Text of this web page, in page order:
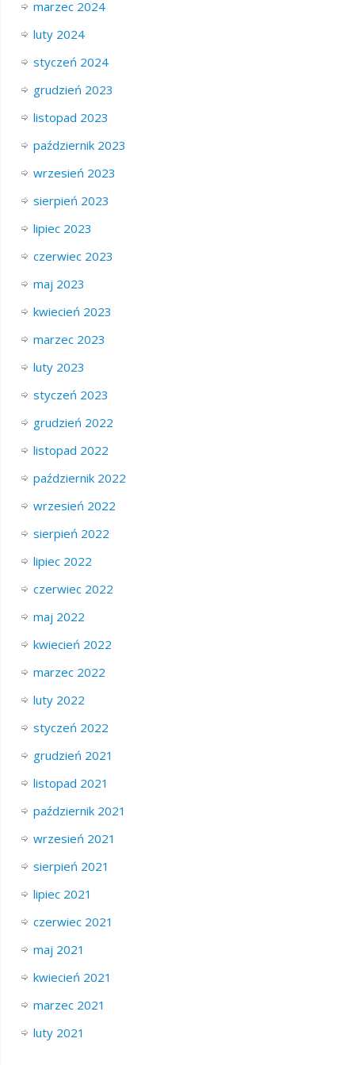
marzec 2024
luty 2024
styczeń 2024
grudzień 2023
listopad 2023
październik 2023
wrzesień 2023
sierpień 2023
lipiec 2023
czerwiec 2023
maj 2023
kwiecień 2023
marzec 2023
luty 2023
styczeń 2023
grudzień 2022
listopad 2022
październik 2022
wrzesień 2022
sierpień 2022
lipiec 2022
czerwiec 2022
maj 2022
kwiecień 2022
marzec 2022
luty 2022
styczeń 2022
grudzień 2021
listopad 2021
październik 2021
wrzesień 2021
sierpień 2021
lipiec 2021
czerwiec 2021
maj 2021
kwiecień 2021
marzec 2021
luty 2021